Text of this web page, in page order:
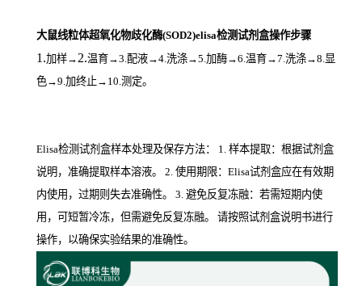
大鼠线粒体超氧化物歧化酶(SOD2)elisa检测试剂盒操作步骤
1.加样→ 2.温育→3.配液→4.洗涤→5.加酶→6.温育→7.洗涤→8.显
色→9.加终止→10.测定。
Elisa检测试剂盒样本处理及保存方法： 1. 样本提取：根据试剂盒
说明，准确提取样本溶液。 2. 使用期限：Elisa试剂盒应在有效期
内使用，过期则失去准确性。 3. 避免反复冻融：若需短期内使
用，可短暂冷冻，但需避免反复冻融。 请按照试剂盒说明书进行
操作，以确保实验结果的准确性。